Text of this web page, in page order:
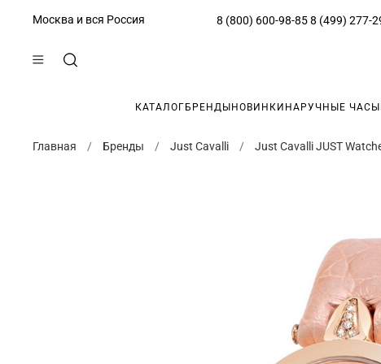
Москва и вся Россия 8 (800) 600-98-85 8 (499) 277-
КАТАЛОГ БРЕНДЫ НОВИНКИ НАРУЧНЫЕ ЧАСЫ
Главная Бренды Just Cavalli Just Cavalli JUST